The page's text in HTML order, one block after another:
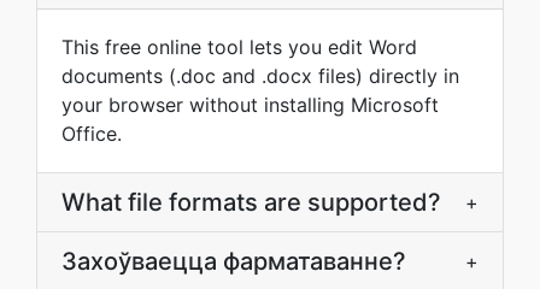
This free online tool lets you edit Word
documents (.doc and .docx files) directly in
your browser without installing Microsoft
Office.
What file formats are supported? +
Захоўваецца фарматаванне? +